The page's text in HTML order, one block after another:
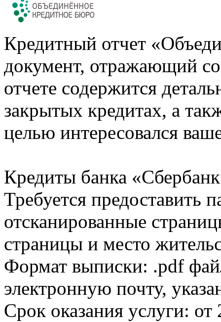
Кредитный отчет
документ, отражающий
отчете содержится
закрытых кредитах, а
целью интересовался
Кредиты банка
Требуется предоставить
отсканированные
страницы и место
Формат выписки: .pdf
электронную почту,
Срок оказания услуги: от